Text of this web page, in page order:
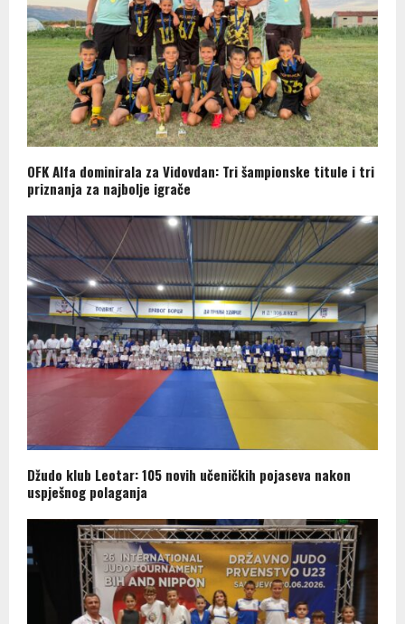
OFK Alfa dominirala za Vidovdan: Tri šampionske titule i tri
priznanja za najbolje igrače
Džudo klub Leotar: 105 novih učeničkih pojaseva nakon
uspješnog polaganja